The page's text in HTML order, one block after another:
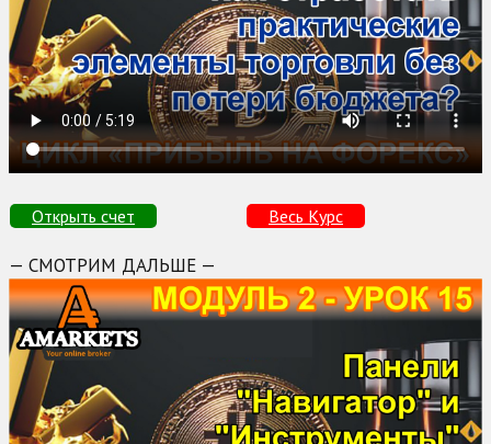
Открыть счет Весь Курс
— СМОТРИМ ДАЛЬШЕ —